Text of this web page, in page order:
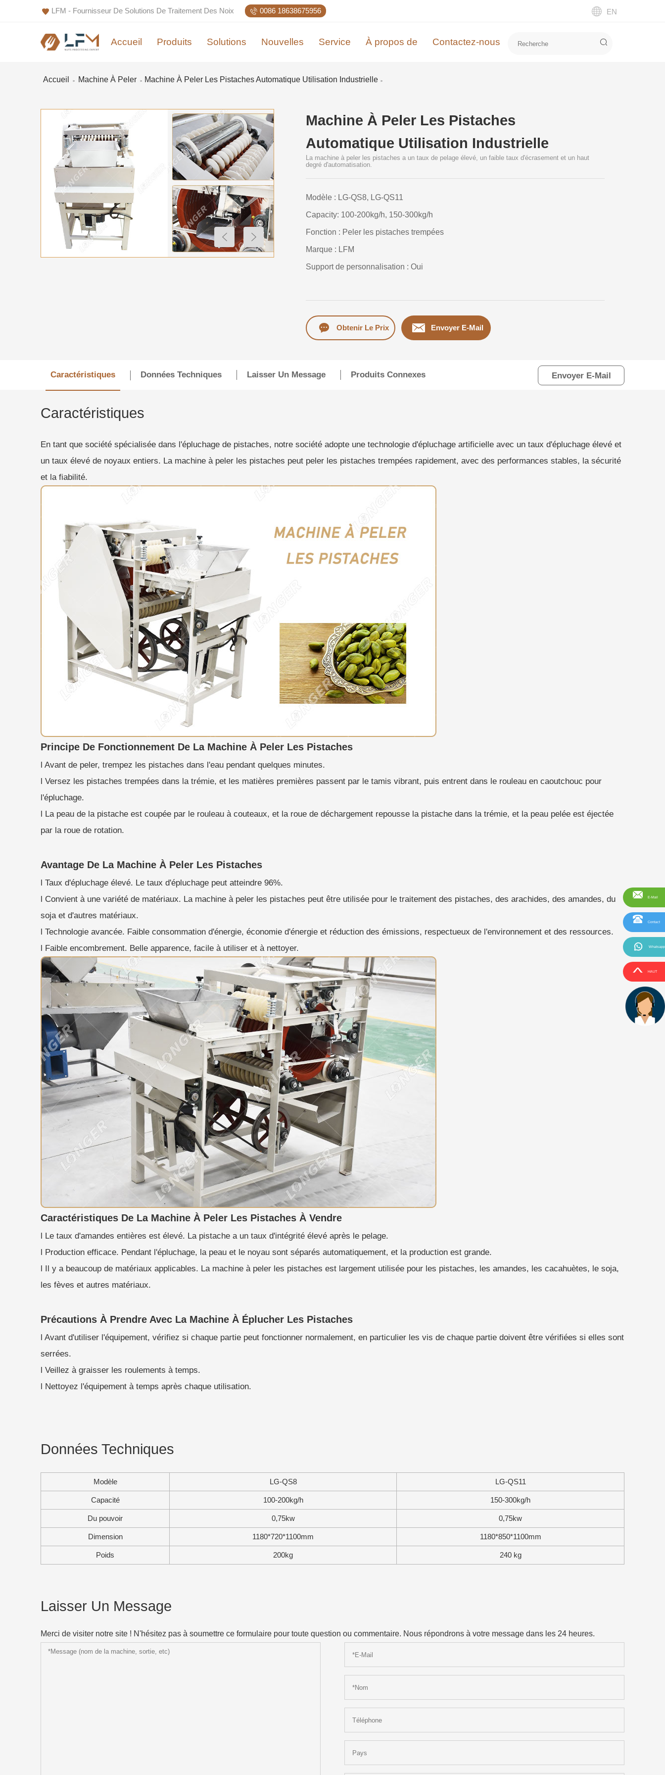
LFM - Fournisseur De Solutions De Traitement Des Noix 0086 18638675956 EN
Accueil Produits Solutions Nouvelles Service À propos de Contactez-nous
Accueil > Machine À Peler > Machine À Peler Les Pistaches Automatique Utilisation Industrielle >
Machine À Peler Les Pistaches
Automatique Utilisation Industrielle
La machine à peler les pistaches a un taux de pelage élevé, un faible taux d'écrasement et un haut
degré d'automatisation.
Modèle : LG-QS8, LG-QS11
Capacity: 100-200kg/h, 150-300kg/h
Fonction : Peler les pistaches trempées
Marque : LFM
Support de personnalisation : Oui
Obtenir Le Prix Envoyer E-Mail
Caractéristiques Données Techniques Laisser Un Message Produits Connexes Envoyer E-Mail
Caractéristiques
En tant que société spécialisée dans l'épluchage de pistaches, notre société adopte une technologie d'épluchage artificielle avec un taux d'épluchage élevé et
un taux élevé de noyaux entiers. La machine à peler les pistaches peut peler les pistaches trempées rapidement, avec des performances stables, la sécurité
et la fiabilité.
Principe De Fonctionnement De La Machine À Peler Les Pistaches
l Avant de peler, trempez les pistaches dans l'eau pendant quelques minutes.
l Versez les pistaches trempées dans la trémie, et les matières premières passent par le tamis vibrant, puis entrent dans le rouleau en caoutchouc pour
l'épluchage.
l La peau de la pistache est coupée par le rouleau à couteaux, et la roue de déchargement repousse la pistache dans la trémie, et la peau pelée est éjectée
par la roue de rotation.
Avantage De La Machine À Peler Les Pistaches
l Taux d'épluchage élevé. Le taux d'épluchage peut atteindre 96%.
l Convient à une variété de matériaux. La machine à peler les pistaches peut être utilisée pour le traitement des pistaches, des arachides, des amandes, du
soja et d'autres matériaux.
l Technologie avancée. Faible consommation d'énergie, économie d'énergie et réduction des émissions, respectueux de l'environnement et des ressources.
l Faible encombrement. Belle apparence, facile à utiliser et à nettoyer.
Caractéristiques De La Machine À Peler Les Pistaches À Vendre
l Le taux d'amandes entières est élevé. La pistache a un taux d'intégrité élevé après le pelage.
l Production efficace. Pendant l'épluchage, la peau et le noyau sont séparés automatiquement, et la production est grande.
l Il y a beaucoup de matériaux applicables. La machine à peler les pistaches est largement utilisée pour les pistaches, les amandes, les cacahuètes, le soja,
les fèves et autres matériaux.
Précautions À Prendre Avec La Machine À Éplucher Les Pistaches
l Avant d'utiliser l'équipement, vérifiez si chaque partie peut fonctionner normalement, en particulier les vis de chaque partie doivent être vérifiées si elles sont
serrées.
l Veillez à graisser les roulements à temps.
l Nettoyez l'équipement à temps après chaque utilisation.
Données Techniques
Modèle LG-QS8 LG-QS11
Capacité 100-200kg/h 150-300kg/h
Du pouvoir 0,75kw 0,75kw
Dimension 1180*720*1100mm 1180*850*1100mm
Poids 200kg 240 kg
Laisser Un Message
Merci de visiter notre site ! N'hésitez pas à soumettre ce formulaire pour toute question ou commentaire. Nous répondrons à votre message dans les 24 heures.
E-Mail
Contact
Whatsapp
HAUT